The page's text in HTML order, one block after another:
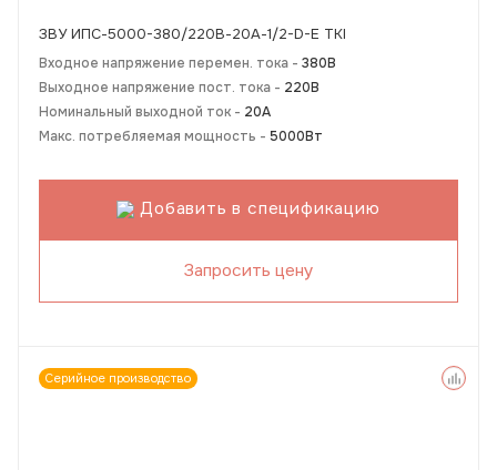
ЗВУ ИПС-5000-380/220В-20А-1/2-D-E TKI
Входное напряжение перемен. тока - 380В
Выходное напряжение пост. тока - 220В
Номинальный выходной ток - 20А
Макс. потребляемая мощность - 5000Вт
Добавить в спецификацию
Запросить цену
Серийное производство